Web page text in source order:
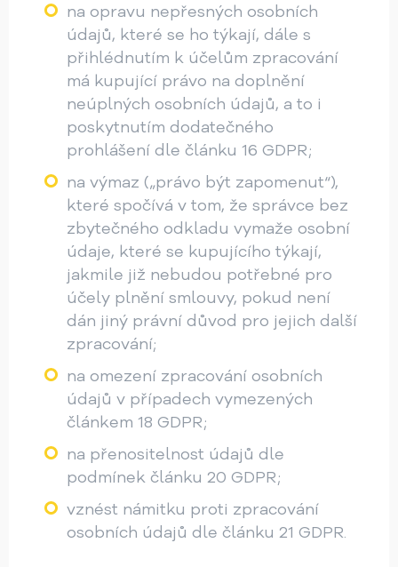
na opravu nepřesných osobních
údajů, které se ho týkají, dále s
přihlédnutím k účelům zpracování
má kupující právo na doplnění
neúplných osobních údajů, a to i
poskytnutím dodatečného
prohlášení dle článku 16 GDPR;
na výmaz („právo být zapomenut“),
které spočívá v tom, že správce bez
zbytečného odkladu vymaže osobní
údaje, které se kupujícího týkají,
jakmile již nebudou potřebné pro
účely plnění smlouvy, pokud není
dán jiný právní důvod pro jejich další
zpracování;
na omezení zpracování osobních
údajů v případech vymezených
článkem 18 GDPR;
na přenositelnost údajů dle
podmínek článku 20 GDPR;
vznést námitku proti zpracování
osobních údajů dle článku 21 GDPR.